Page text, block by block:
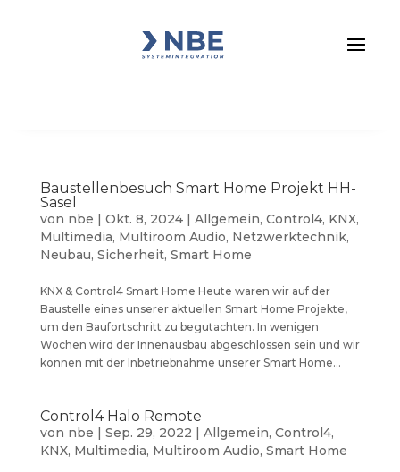
Baustellenbesuch Smart Home Projekt HH-
Sasel
von nbe | Okt. 8, 2024| Allgemein, Control4, KNX,
Multimedia, Multiroom Audio, Netzwerktechnik,
Neubau, Sicherheit, Smart Home
KNX & Control4 Smart Home Heute waren wir auf der
Baustelle eines unserer aktuellen Smart Home Projekte,
um den Baufortschritt zu begutachten. In wenigen
Wochen wird der Innenausbau abgeschlossen sein und wir
können mit der Inbetriebnahme unserer Smart Home...
Control4 Halo Remote
von nbe | Sep. 29, 2022 | Allgemein, Control4,
KNX, Multimedia, Multiroom Audio, Smart Home